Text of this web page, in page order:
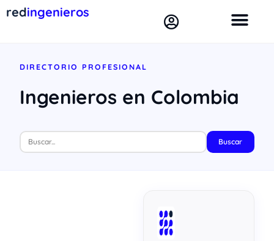
redingenieros
DIRECTORIO PROFESIONAL
Ingenieros en Colombia
Buscar